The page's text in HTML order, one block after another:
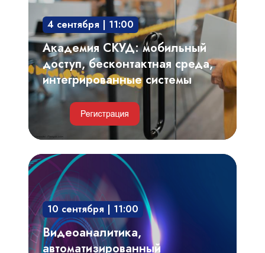
интегрированные
системы
4 сентября | 11:00
Академия СКУД: мобильный
доступ, бесконтактная среда,
интегрированные системы
Видеоаналитика,
автоматизированный
видеоконтроль
технологических
процессов,
производственных
10 сентября | 11:00
Видеоаналитика,
автоматизированный